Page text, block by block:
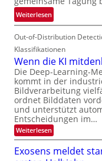
e
i
t
e
n
V
I
S
N
T
e
c
h
T
a
k
T
o
u
r
e
n
a
u
f
d
e
r
V
Weiterlesen:
T
a
g
u
n
g
z
u
E
l
e
k
Out-of-Distribution
Klassifikationen
Wenn die KI
Die Deep-Learning-
kommt in der
Bildverarbeitung
ordnet Bilddaten
und unterstützt
Entscheidungen im…
Weiterlesen:
W
n
Exosens meldet